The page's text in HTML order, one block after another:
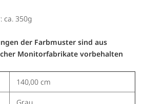
ca. 350g
der Farbmuster sind aus
Monitorfabrikate vorbehalten
140,00 cm